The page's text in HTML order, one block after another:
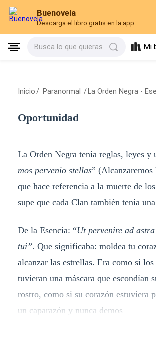
Buenovela
Descarga el libro gratis en la app
Busca lo que quieras Mi
Inicio / Paranormal / La Orden Negra -
Oportunidad
La Orden Negra tenía reglas, leyes y
mos pervenio stellas” (Alcanzaremos
que hace referencia a la muerte de
supe que cada Clan también tenía
De la Esencia: “Ut pervenire ad
tui”. Que significaba: moldea tu
alcanzar las estrellas. Era como si los
tuvieran una máscara que escondían
rostro, como si su corazón estuviera
un caparazón y nunca demos